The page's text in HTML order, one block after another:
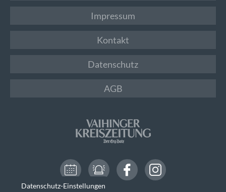
Impressum
Kontakt
Datenschutz
AGB
Datenschutz-Einstellungen